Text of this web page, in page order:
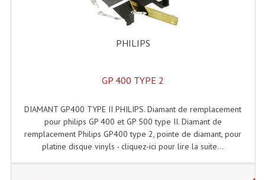
Liquides À Fumée
Liquides À Mousse
Notre Stock B
Karaoké Materiel Lecteur Etc...
PHILIPS
GP 400 TYPE 2
DIAMANT GP400 TYPE II PHILIPS. Diamant de remplacement
pour philips GP 400 et GP 500 type II. Diamant de
remplacement Philips GP400 type 2, pointe de diamant, pour
platine disque vinyls - cliquez-ici pour lire la suite...